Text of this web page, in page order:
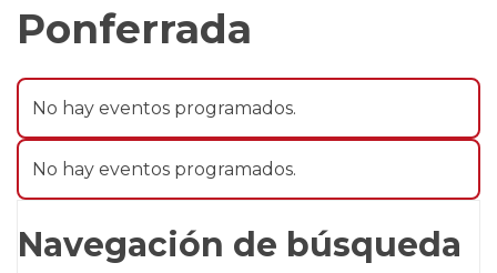
Ponferrada
No hay eventos programados.
No hay eventos programados.
Navegación de búsqueda